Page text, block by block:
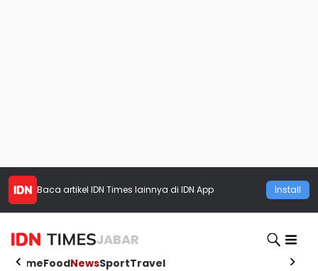
Baca artikel IDN Times lainnya di IDN App Install
JABAR
HomeFoodNewsSportTravel